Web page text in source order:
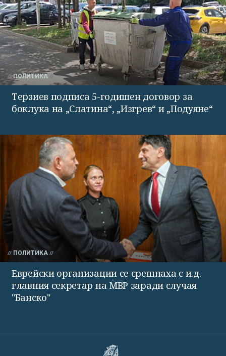
ПОЛИТИКА
Терзиев подписа 5-годишен договор за
боклука на „Слатина“, „Изгрев“ и „Подуяне“
ПОЛИТИКА
Еврейски организации се срещнаха с и.д.
главния секретар на МВР заради случая
"Банско"